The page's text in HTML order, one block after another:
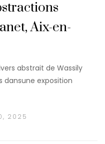
Aix-en-
abstrait de Wassily
dansune exposition
2025